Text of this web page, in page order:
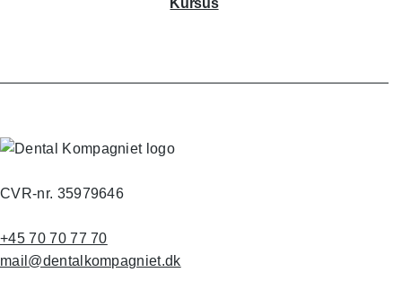
CVR-nr. 35979646
+45 70 70 77 70
mail@dentalkompagniet.dk